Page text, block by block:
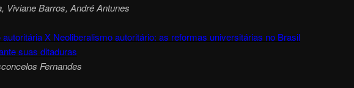
Viviane Barros, André Antunes
X Neoliberalismo autoritário: as reformas universitárias no Brasil
suas ditaduras
Fernandes